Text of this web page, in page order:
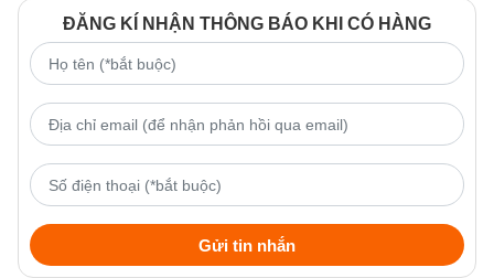
ĐĂNG KÍ NHẬN THÔNG BÁO KHI CÓ HÀNG
Gửi tin nhắn